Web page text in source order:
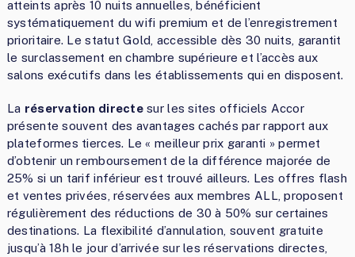
atteints après 10 nuits annuelles, bénéficient
systématiquement du wifi premium et de l’enregistrement
prioritaire. Le statut Gold, accessible dès 30 nuits, garantit
le surclassement en chambre supérieure et l’accès aux
salons exécutifs dans les établissements qui en disposent.
La réservation directesur les sites officiels Accor
présente souvent des avantages cachés par rapport aux
plateformes tierces. Le « meilleur prix garanti » permet
d’obtenir un remboursement de la différence majorée de
25% si un tarif inférieur est trouvé ailleurs. Les offres flash
et ventes privées, réservées aux membres ALL, proposent
régulièrement des réductions de 30 à 50% sur certaines
destinations. La flexibilité d’annulation, souvent gratuite
jusqu’à 18h le jour d’arrivée sur les réservations directes,